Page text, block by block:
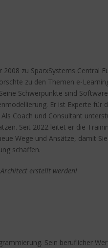
zu SparxSystems Central
zu den Themen e-
Schwerpunkte sind
Er ist Experte für
Coach und Consultant
Seit 2022 leitet er die
Wege und Ansätze, damit
schaffen.
erstellt werden!
Sein beruflicher